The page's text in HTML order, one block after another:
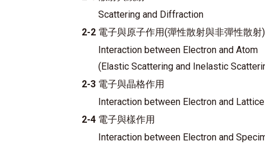
Scattering and Diffraction
2-2 電子與原子作用(彈性散射與非彈性散射)
Interaction between Electron and Atom
(Elastic Scattering and Inelastic
2-3 電子與晶格作用
Interaction between Electron and Lattice
2-4 電子與樣作用
Interaction between Electron and